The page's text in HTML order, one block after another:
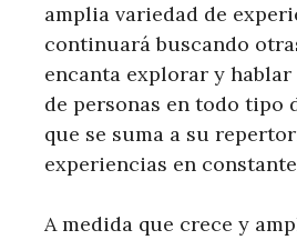
amplia variedad de
continuará buscando
encanta explorar y
de personas en todo tipo
que se suma a su
experiencias en
A medida que crece y